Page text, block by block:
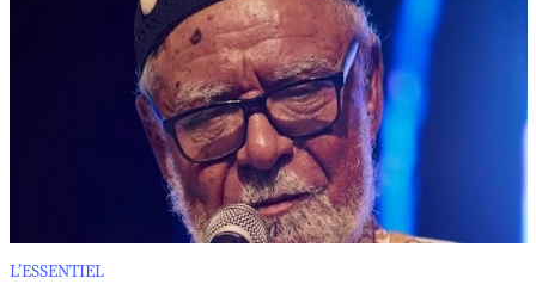
L’ESSENTIEL